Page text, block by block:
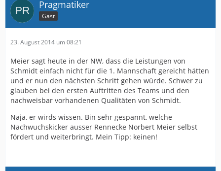
Pragmatiker
Gast
23. August 2014 um 08:21
Meier sagt heute in der NW, dass die Leistungen von
Schmidt einfach nicht für die 1. Mannschaft gereicht hätten
und er nun den nächsten Schritt gehen würde. Schwer zu
glauben bei den ersten Auftritten des Teams und den
nachweisbar vorhandenen Qualitäten von Schmidt.
Naja, er wirds wissen. Bin sehr gespannt, welche
Nachwuchskicker ausser Rennecke Norbert Meier selbst
fördert und weiterbringt. Mein Tipp: keinen!